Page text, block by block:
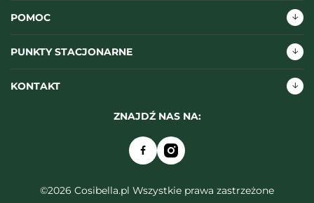
POMOC
PUNKTY STACJONARNE
KONTAKT
ZNAJDŹ NAS NA:
©2026 Cosibella.pl Wszystkie prawa zastrzeżone